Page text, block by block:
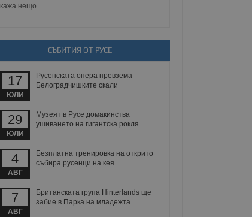
кажа нещо...
СЪБИТИЯ ОТ РУСЕ
17
ЮЛИ
Русенската опера превзема
Белоградчишките скали
29
ЮЛИ
Музеят в Русе домакинства
ушиването на гигантска рокля
4
АВГ
Безплатна тренировка на открито
събира русенци на кея
7
АВГ
Британската група Hinterlands ще
забие в Парка на младежта